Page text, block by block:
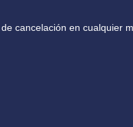
cancelación en cualquier